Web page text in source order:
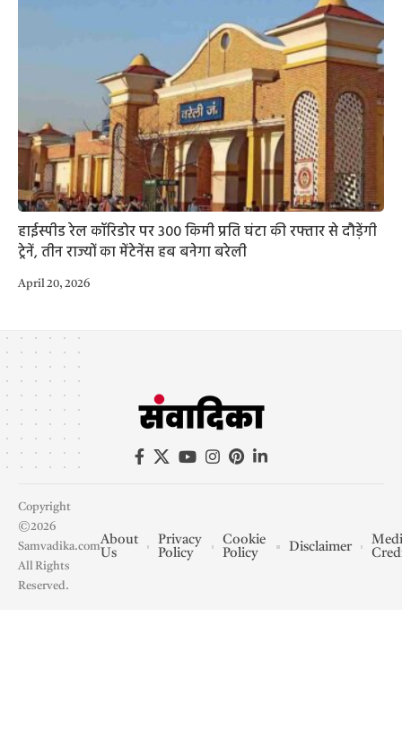
हाईस्पीड रेल कॉरिडोर पर 300 किमी प्रति घंटा की रफ्तार से दौड़ेंगी
ट्रेनें, तीन राज्यों का मेंटेनेंस हब बनेगा बरेली
April 20, 2026
Copyright
©2026
Samvadika.com
All Rights
Reserved.
About
Us
Privacy
Policy
Cookie
Policy
Disclaimer